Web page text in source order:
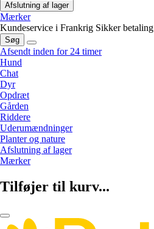
Afslutning af lager
Mærker
Kundeservice i Frankrig Sikker betaling
Søg
Afsendt inden for 24 timer
Hund
Chat
Dyr
Opdræt
Gården
Riddere
Uderumændninger
Planter og nature
Afslutning af lager
Mærker
Tilføjer til kurv...